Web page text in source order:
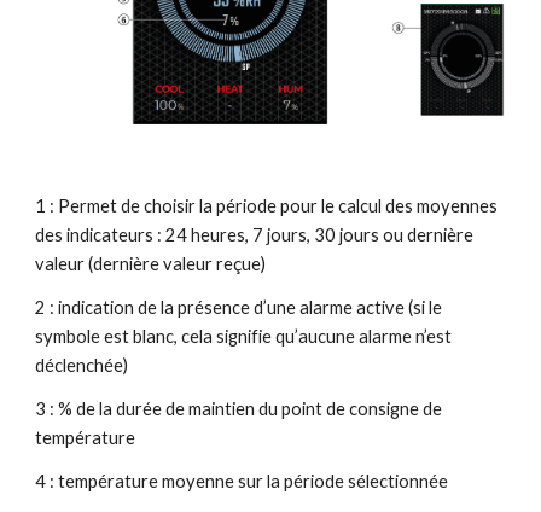
1 : Permet de choisir la période pour le calcul des moyennes
des indicateurs : 24 heures, 7 jours, 30 jours ou dernière
valeur (dernière valeur reçue)
2 : indication de la présence d’une alarme active (si le
symbole est blanc, cela signifie qu’aucune alarme n’est
déclenchée)
3 : % de la durée de maintien du point de consigne de
température
4 : température moyenne sur la période sélectionnée